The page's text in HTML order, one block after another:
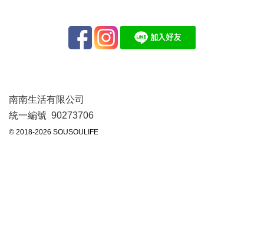
南南生活有限公司
統一編號 90273706
© 2018-2026 SOUSOULIFE